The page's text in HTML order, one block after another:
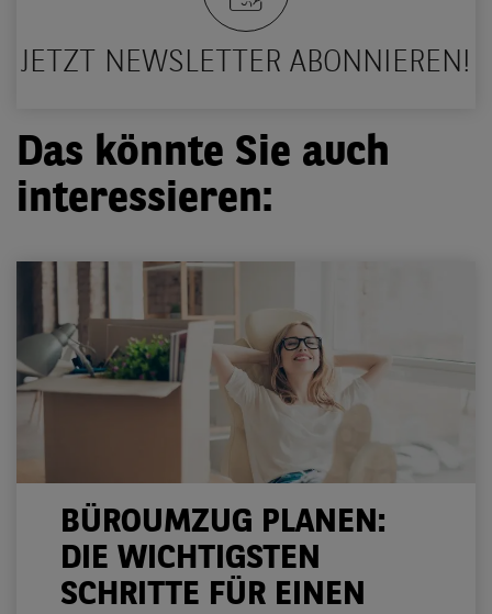
JETZT NEWSLETTER ABONNIEREN!
Das könnte Sie auch
interessieren:
BÜROUMZUG PLANEN:
DIE WICHTIGSTEN
SCHRITTE FÜR EINEN